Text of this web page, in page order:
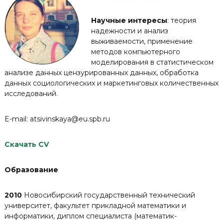
Научные интересы: теория
надежности и анализ
выживаемости, применение
методов компьютерного
моделирования в статистическом
анализе данных цензурированных данных, обработка
данных социологических и маркетинговых количественных
исследований.
E-mail: atsivinskaya@eu.spb.ru
Скачать CV
Образование
2010Новосибирский государственный технический
университет, факультет прикладной математики и
информатики, диплом специалиста (математик-